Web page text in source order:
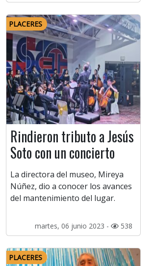
PLACERES
Rindieron tributo a Jesús
Soto con un concierto
La directora del museo, Mireya
Núñez, dio a conocer los avances
del mantenimiento del lugar.
martes, 06 junio 2023 - 538
PLACERES